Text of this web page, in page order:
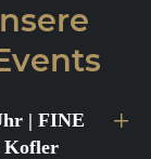
| FINE
Kofler